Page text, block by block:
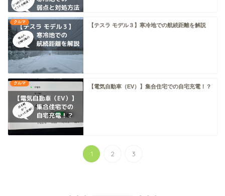
クルマ
【テスラ モデル３】寒冷地での航続距離を解説
クルマ
【電気自動車（EV）】集合住宅での自宅充電！？
1 2 3